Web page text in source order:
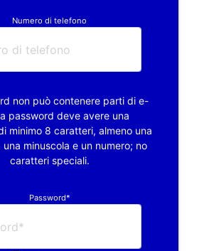
Numero di telefono
non può contenere parti di e-
password deve avere una
minimo 8 caratteri, almeno una
una minuscola e un numero; no
caratteri speciali.
Password*